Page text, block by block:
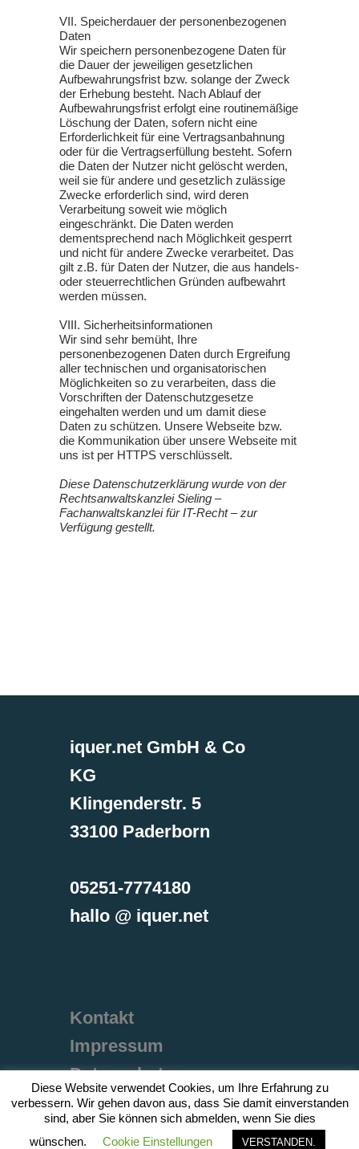
VII. Speicherdauer der personenbezogenen
Daten
Wir speichern personenbezogene Daten für
die Dauer der jeweiligen gesetzlichen
Aufbewahrungsfrist bzw. solange der Zweck
der Erhebung besteht. Nach Ablauf der
Aufbewahrungsfrist erfolgt eine routinemäßige
Löschung der Daten, sofern nicht eine
Erforderlichkeit für eine Vertragsanbahnung
oder für die Vertragserfüllung besteht. Sofern
die Daten der Nutzer nicht gelöscht werden,
weil sie für andere und gesetzlich zulässige
Zwecke erforderlich sind, wird deren
Verarbeitung soweit wie möglich
eingeschränkt. Die Daten werden
dementsprechend nach Möglichkeit gesperrt
und nicht für andere Zwecke verarbeitet. Das
gilt z.B. für Daten der Nutzer, die aus handels-
oder steuerrechtlichen Gründen aufbewahrt
werden müssen.
VIII. Sicherheitsinformationen
Wir sind sehr bemüht, Ihre
personenbezogenen Daten durch Ergreifung
aller technischen und organisatorischen
Möglichkeiten so zu verarbeiten, dass die
Vorschriften der Datenschutzgesetze
eingehalten werden und um damit diese
Daten zu schützen. Unsere Webseite bzw.
die Kommunikation über unsere Webseite mit
uns ist per HTTPS verschlüsselt.
Diese Datenschutzerklärung wurde von der
Rechtsanwaltskanzlei Sieling –
Fachanwaltskanzlei für IT-Recht – zur
Verfügung gestellt.
iquer.net GmbH & Co
KG
Klingenderstr. 5
33100 Paderborn
05251-7774180
hallo @ iquer.net
Kontakt
Impressum
Datenschutz
Diese Website verwendet Cookies, um Ihre Erfahrung zu
verbessern. Wir gehen davon aus, dass Sie damit einverstanden
sind, aber Sie können sich abmelden, wenn Sie dies
wünschen.
Cookie Einstellungen VERSTANDEN.